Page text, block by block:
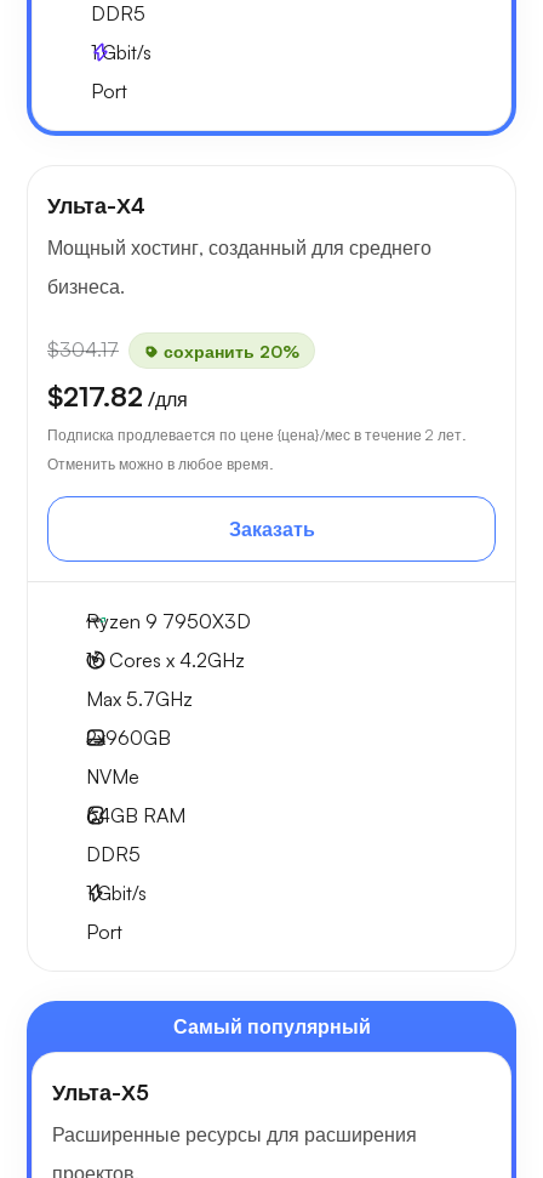
DDR5
1Gbit/s
Port
Ульта-Х4
Мощный хостинг, созданный для среднего
бизнеса.
$304.17 сохранить 20%
$217.82 /для
Подписка продлевается по цене {цена}/мес в течение 2 лет.
Отменить можно в любое время.
Заказать
Ryzen 9 7950X3D
16 Cores x 4.2GHz
Max 5.7GHz
2x960GB
NVMe
64GB RAM
DDR5
1Gbit/s
Port
Самый популярный
Ульта-Х5
Расширенные ресурсы для расширения